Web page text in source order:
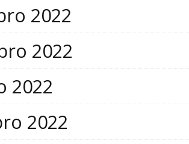
2022
2022
2022
2022